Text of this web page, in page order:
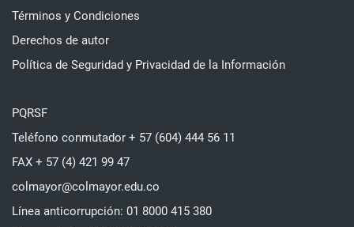
Términos y Condiciones
Derechos de autor
Política de Seguridad y Privacidad de la Información
PQRSF
Teléfono conmutador + 57 (604) 444 56 11
FAX + 57 (4) 421 99 47
colmayor@colmayor.edu.co
Línea anticorrupción: 01 8000 415 380